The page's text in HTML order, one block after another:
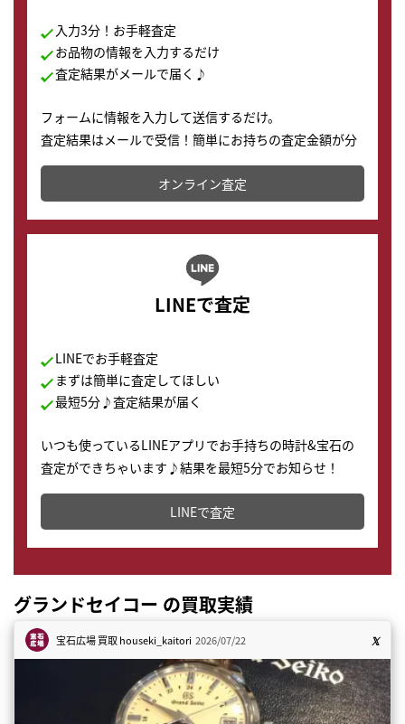
入力3分！お手軽査定
お品物の情報を入力するだけ
査定結果がメールで届く♪
フォームに情報を入力して送信するだけ。
査定結果はメールで受信！簡単にお持ちの査定金額が分
かります。
オンライン査定
LINEで査定
LINEでお手軽査定
まずは簡単に査定してほしい
最短5分♪査定結果が届く
いつも使っているLINEアプリでお手持ちの時計&宝石の
査定ができちゃいます♪結果を最短5分でお知らせ！
どこからでもすぐに査定金額を知ることが出来ます。
LINEで査定
グランドセイコー の買取実績
宝石広場 買取houseki_kaitori 2026/07/22